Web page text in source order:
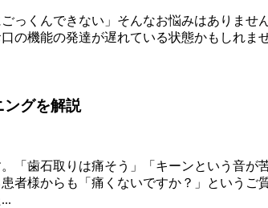
っくんできない」そんなお悩みはありま
機能の発達が遅れている状態かもしれま
ングを解説
「歯石取りは痛そう」「キーンという音
者様からも「痛くないですか？」という